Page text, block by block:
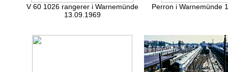
V 60 1026 rangerer i Warnemünde
13.09.1969
Perron i Warnemünde